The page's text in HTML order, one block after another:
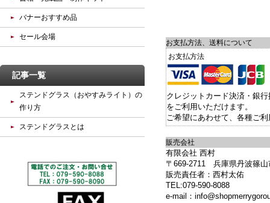
お支払方法、送料について
お支払方法
クレジットカード決済・銀
をご利用いただけます。
ご希望にあわせて、各種ご
販売会社
有限会社 西村
〒669-2711 兵庫県丹波篠山
販売責任者：西村太佑
TEL:079-590-8088
e-mail：
バナーおすすめ品
セール会場
記事一覧
ステンドグラス（おやすみライト）の
作り方
ステンドグラスとは